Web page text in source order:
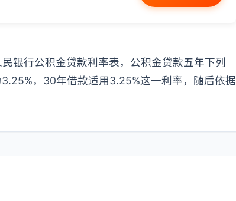
银行公积金贷款利率表，公积金贷款五年下列
，30年借款适用3.25%这一利率，随后依据